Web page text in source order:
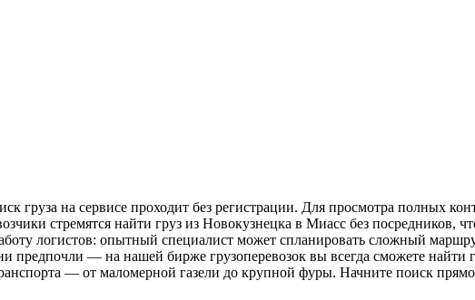
на сервисе проходит без регистрации. Для просмотра полных
стремятся найти груз из Новокузнецка в Миасс без посредников,
логистов: опытный специалист может спланировать сложный
— на нашей бирже грузоперевозок вы всегда сможете найти
— от маломерной газели до крупной фуры. Начните поиск